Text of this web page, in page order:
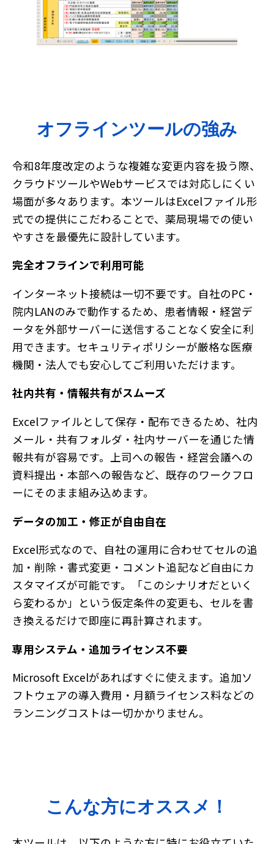
オフラインツールの強み
令和8年度改定のような複雑な変更内容を扱う際、
クラウドツールやWebサービスでは対応しにくい
場面が多々あります。本ツールはExcelファイル形
式での提供にこだわることで、薬局現場での使い
やすさを最優先に設計しています。
完全オフラインで利用可能
インターネット接続は一切不要です。自社のPC・
院内LANのみで動作するため、患者情報・経営デ
ータを外部サーバーに送信することなく安全に利
用できます。セキュリティポリシーが厳格な医療
機関・法人でも安心してご利用いただけます。
社内共有・情報共有がスムーズ
Excelファイルとして保存・配布できるため、社内
メール・共有フォルダ・社内サーバーを通じた情
報共有が容易です。上司への報告・経営会議への
資料提出・本部への報告など、既存のワークフロ
ーにそのまま組み込めます。
データの加工・修正が自由自在
Excel形式なので、自社の運用に合わせてセルの追
加・削除・書式変更・コメント追記など自由にカ
スタマイズが可能です。「このシナリオだといく
ら変わるか」という仮定条件の変更も、セルを書
き換えるだけで即座に再計算されます。
専用システム・追加ライセンス不要
Microsoft Excelがあればすぐに使えます。追加ソ
フトウェアの導入費用・月額ライセンス料などの
ランニングコストは一切かかりません。
こんな方にオススメ！
らくらく処方箋
入力本部入力システム
調剤くんブランド
調剤くんの歩み
ユーザーの声